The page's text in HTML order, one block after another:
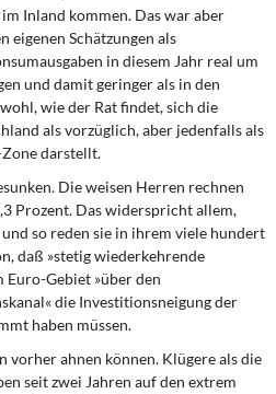
Inland kommen. Das war aber
eigenen Schätzungen als
in diesem Jahr real um
und damit geringer als in den
wie der Rat findet, sich die
als vorzüglich, aber jedenfalls als
darstellt.
Die weisen Herren rechnen
Prozent. Das widerspricht allem,
so reden sie in ihrem viele hundert
daß »stetig wiederkehrende
Euro-Gebiet »über den
die Investitionsneigung der
haben müssen.
vorher ahnen können. Klügere als die
seit zwei Jahren auf den extrem